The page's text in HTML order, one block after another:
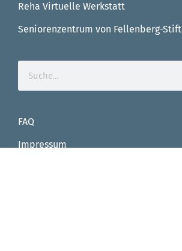
Reha Virtuelle Werkstatt
Seniorenzentrum von Fellenberg-Stift
FAQ
Impressum